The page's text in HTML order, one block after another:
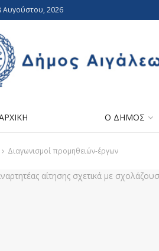
Αυγούστου, 2026
Ο ΔΗΜΟΣ
Διαγωνισμοί προμηθειών-έργων